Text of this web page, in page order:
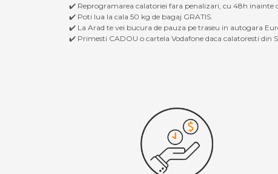
✔️ Reprogramarea calatoriei fara penalizari, cu 48h inainte
✔️ Poti lua la cala 50 kg de bagaj GRATIS.
✔️ La Arad te vei bucura de pauza pe traseu in autogara
✔️ Primesti CADOU o cartela Vodafone daca calatoresti din